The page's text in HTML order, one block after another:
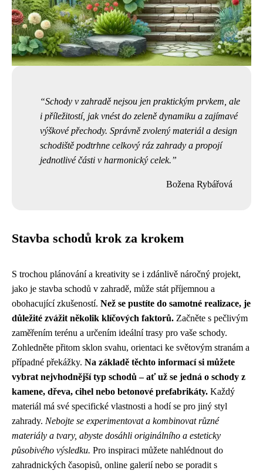
Schody v zahradě nejsou jen praktickým prvkem, ale
i příležitostí, jak vnést do zeleně dynamiku a zajímavé
výškové přechody. Správně zvolený materiál a design
schodiště podtrhne celkový ráz zahrady a propojí
jednotlivé části v harmonický celek.
Božena Rybářová
Stavba schodů krok za krokem
S trochou plánování a kreativity se i zdánlivě náročný projekt,
jako je stavba schodů v zahradě, může stát příjemnou a
obohacující zkušeností. Než se pustíte do samotné realizace, je
důležité zvážit několik klíčových faktorů. Začněte s pečlivým
zaměřením terénu a určením ideální trasy pro vaše schody.
Zohledněte přitom sklon svahu, orientaci ke světovým stranám a
případné překážky. Na základě těchto informací si můžete
vybrat nejvhodnější typ schodů – ať už se jedná o schody z
kamene, dřeva, cihel nebo betonové prefabrikáty. Každý
materiál má své specifické vlastnosti a hodí se pro jiný styl
zahrady. Nebojte se experimentovat a kombinovat různé
materiály a tvary, abyste dosáhli originálního a esteticky
působivého výsledku. Pro inspiraci můžete nahlédnout do
zahradnických časopisů, online galerií nebo se poradit s